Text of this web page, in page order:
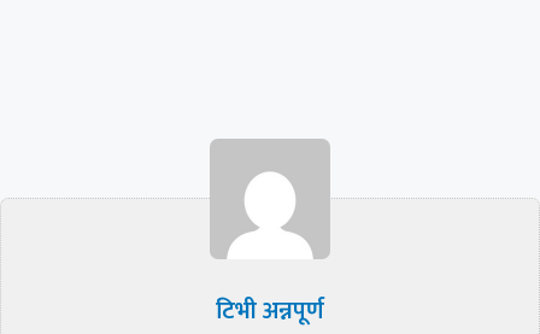
टिभी अन्नपूर्ण